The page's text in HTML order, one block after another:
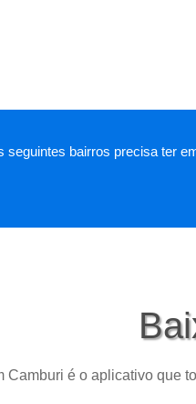
bairros precisa ter
Camburi é o aplicativo que